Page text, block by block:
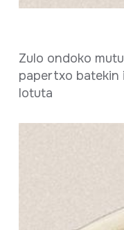
Zulo ondoko
papertxo batekin
lotuta